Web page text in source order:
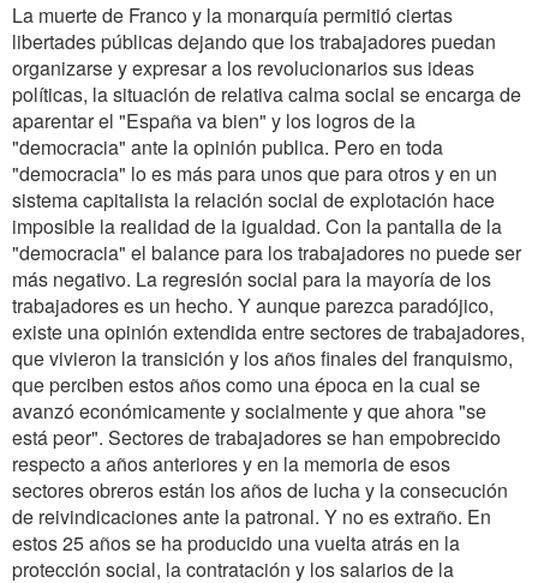
La muerte de Franco y la monarquía permitió ciertas
libertades públicas dejando que los trabajadores puedan
organizarse y expresar a los revolucionarios sus ideas
políticas, la situación de relativa calma social se encarga de
aparentar el "España va bien" y los logros de la
"democracia" ante la opinión publica. Pero en toda
"democracia" lo es más para unos que para otros y en un
sistema capitalista la relación social de explotación hace
imposible la realidad de la igualdad. Con la pantalla de la
"democracia" el balance para los trabajadores no puede ser
más negativo. La regresión social para la mayoría de los
trabajadores es un hecho. Y aunque parezca paradójico,
existe una opinión extendida entre sectores de trabajadores,
que vivieron la transición y los años finales del franquismo,
que perciben estos años como una época en la cual se
avanzó económicamente y socialmente y que ahora "se
está peor". Sectores de trabajadores se han empobrecido
respecto a años anteriores y en la memoria de esos
sectores obreros están los años de lucha y la consecución
de reivindicaciones ante la patronal. Y no es extraño. En
estos 25 años se ha producido una vuelta atrás en la
protección social, la contratación y los salarios de la